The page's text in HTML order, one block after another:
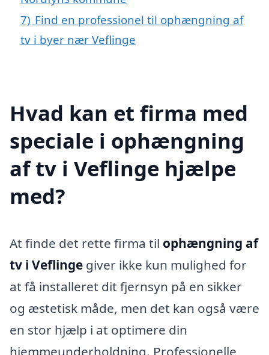
7) Find en professionel til ophængning af
tv i byer nær Veflinge
Hvad kan et firma med
speciale i ophængning
af tv i Veflinge hjælpe
med?
At finde det rette firma til ophængning af
tv i Veflinge giver ikke kun mulighed for
at få installeret dit fjernsyn på en sikker
og æstetisk måde, men det kan også være
en stor hjælp i at optimere din
hjemmeunderholdning. Professionelle